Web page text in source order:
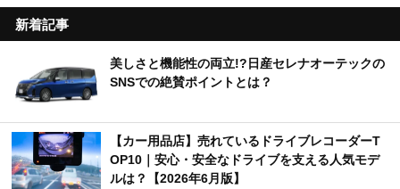
新着記事
美しさと機能性の両立!?日産セレナオーテックの
SNSでの絶賛ポイントとは？
【カー用品店】売れているドライブレコーダーT
OP10｜安心・安全なドライブを支える人気モデ
ルは？【2026年6月版】